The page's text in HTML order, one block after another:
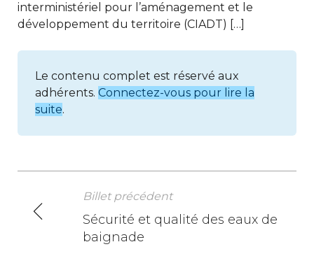
interministériel pour l’aménagement et le
développement du territoire (CIADT) […]
Le contenu complet est réservé aux
adhérents. Connectez-vous pour lire la
suite.
N
Billet précédent
Sécurité et qualité des eaux de
baignade